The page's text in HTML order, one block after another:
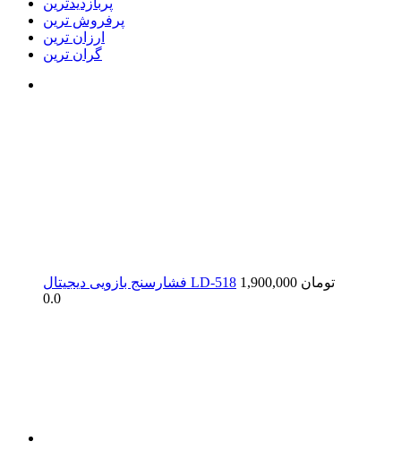
پربازدیدترین
پرفروش ترین
ارزان ترین
گران ترین
فشارسنج بازویی دیجیتال LD-518
1,900,000 تومان
0.0